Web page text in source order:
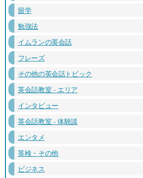
留学
勉強法
イムランの英会話
フレーズ
その他の英会話トピック
英会話教室 - エリア
インタビュー
英会話教室 - 体験談
エンタメ
英検・その他
ビジネス